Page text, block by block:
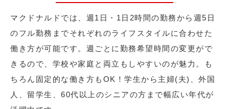
マクドナルドでは、週1日・1日2時間の勤務から週5日
のフル勤務までそれぞれのライフスタイルに合わせた
働き方が可能です。週ごとに勤務希望時間の変更がで
きるので、学校や家庭と両立もしやすいのが魅力。も
ちろん固定的な働き方もOK！学生から主婦(夫)、外国
人、留学生、60代以上のシニアの方まで幅広い年代が